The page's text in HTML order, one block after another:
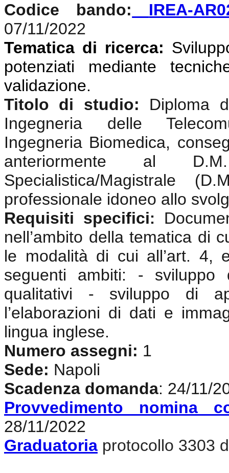
Codice bando:
IREA-
07/11/2022
Tematica di ricerca:
potenziati mediante
validazione.
Titolo di studio:
Diploma
Ingegneria delle
Ingegneria Biomedica,
anteriormente al
Specialistica/Magistrale
professionale idoneo allo
Requisiti specifici:
nell’ambito della tematica di
le modalità di cui all’art. 4,
seguenti ambiti: - sviluppo
qualitativi - sviluppo di
l’elaborazioni di dati e
lingua inglese.
Numero assegni: 1
Sede: Napoli
Scadenza domanda: 24/11/
Provvedimento nomina
28/11/2022
Graduatoria protocollo 3303